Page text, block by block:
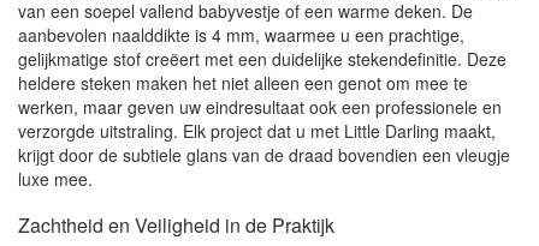
van een soepel vallend babyvestje of een warme deken. De
aanbevolen naalddikte is 4 mm, waarmee u een prachtige,
gelijkmatige stof creëert met een duidelijke stekendefinitie. Deze
heldere steken maken het niet alleen een genot om mee te
werken, maar geven uw eindresultaat ook een professionele en
verzorgde uitstraling. Elk project dat u met Little Darling maakt,
krijgt door de subtiele glans van de draad bovendien een vleugje
luxe mee.
Zachtheid en Veiligheid in de Praktijk